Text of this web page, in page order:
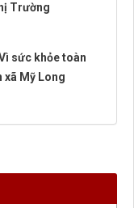
Trường
sức khỏe toàn
xã Mỹ Long